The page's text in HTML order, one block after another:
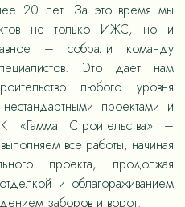
20 лет. За это время мы
не только ИЖС, но и
– собрали команду
Это дает нам
любого уровня
проектами и
«Гамма Строительства» –
все работы, начиная
проекта, продолжая
и облагораживанием
заборов и ворот.